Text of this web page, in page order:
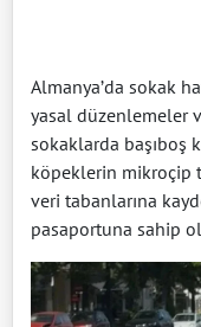
Almanya’da sokak
yasal düzenlemeler
sokaklarda başıboş
köpeklerin mikroçip
veri tabanlarına
pasaportuna sahip